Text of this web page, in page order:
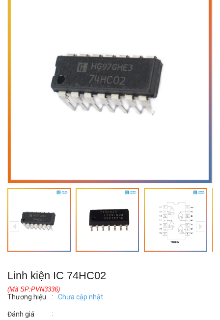
Linh kiện IC 74HC02
(Mã SP:PVN3336)
Thương hiệu : Chưa cập nhật
Đánh giá
: